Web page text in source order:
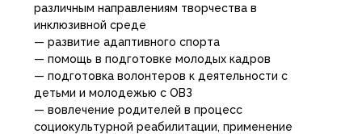
различным направлениям творчества в
инклюзивной среде
— развитие адаптивного спорта
— помощь в подготовке молодых кадров
— подготовка волонтеров к деятельности с
детьми и молодежью с ОВЗ
— вовлечение родителей в процесс
социокультурной реабилитации, применение